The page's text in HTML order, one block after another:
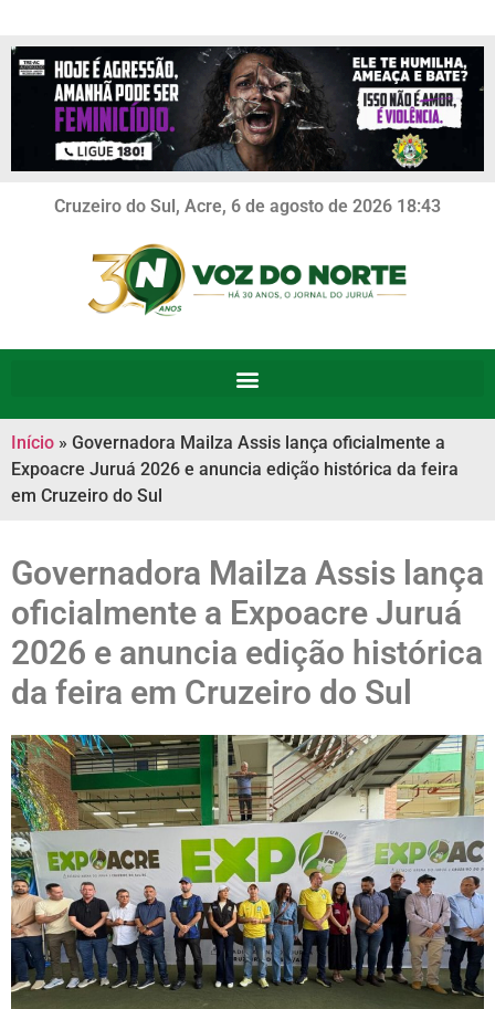
Cruzeiro do Sul, Acre, 6 de agosto de 2026 18:43
Início » Governadora Mailza Assis lança oficialmente a
Expoacre Juruá 2026 e anuncia edição histórica da feira
em Cruzeiro do Sul
Governadora Mailza Assis lança
oficialmente a Expoacre Juruá
2026 e anuncia edição histórica
da feira em Cruzeiro do Sul